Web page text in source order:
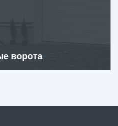
ворота